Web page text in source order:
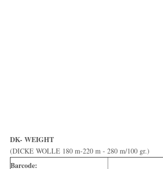
DK- WEIGHT
(DICKE WOLLE 180 m-220 m - 280 m/100 gr.)
Barcode: